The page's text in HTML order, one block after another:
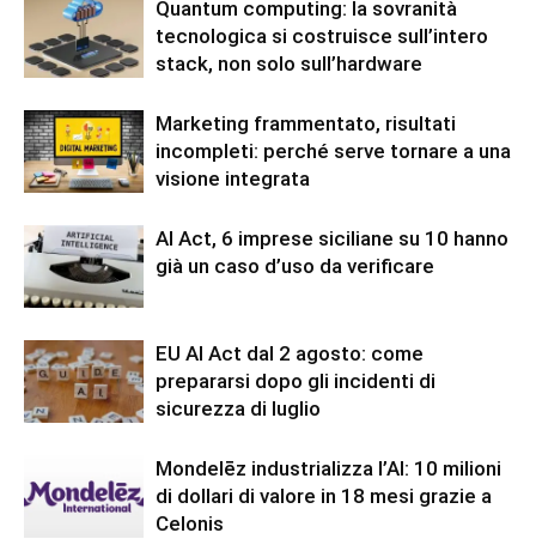
Quantum computing: la sovranità
tecnologica si costruisce sull’intero
stack, non solo sull’hardware
Marketing frammentato, risultati
incompleti: perché serve tornare a una
visione integrata
AI Act, 6 imprese siciliane su 10 hanno
già un caso d’uso da verificare
EU AI Act dal 2 agosto: come
prepararsi dopo gli incidenti di
sicurezza di luglio
Mondelēz industrializza l’AI: 10 milioni
di dollari di valore in 18 mesi grazie a
Celonis